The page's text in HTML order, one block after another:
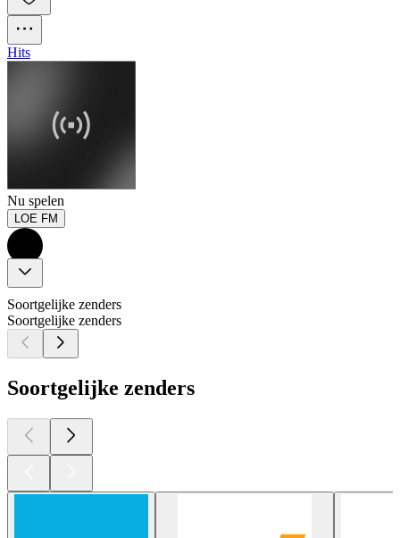
Hits
Nu spelen
LOE FM
Soortgelijke zenders
Soortgelijke zenders
Soortgelijke zenders